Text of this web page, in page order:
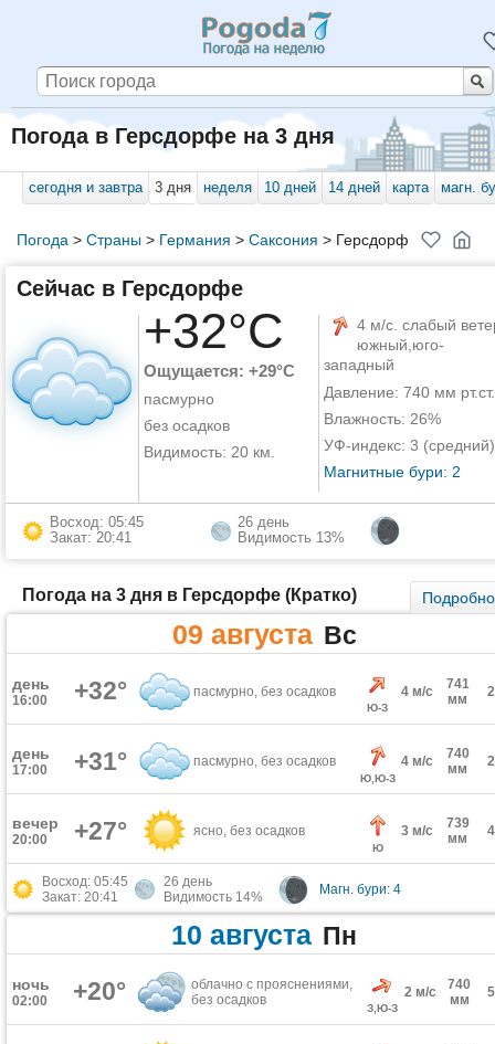
Погода в Герсдорфе на 3 дня
сегодня и завтра 3 дня неделя 10 дней 14 дней карта магн.
Погода > Страны> Германия > Саксония > Герсдорф
Сейчас в Герсдорфе
+32°C
Ощущается: +29°C
пасмурно
без осадков
Видимость: 20 км.
4 м/с. слабый
южный,юго-
западный
Давление: 740 мм рт.ст.
Влажность: 26%
УФ-индекс: 3 (средний)
Магнитные бури: 2
Восход: 05:45
Закат: 20:41
26 день
Видимость 13%
Погода на 3 дня в Герсдорфе (Кратко) Подробно
09 августа Вс
день
16:00 +32° пасмурно, без осадков
Ю-З
4 м/с
741
мм
день
17:00 +31° пасмурно, без осадков
Ю,Ю-З
4 м/с
740
мм
вечер
20:00 +27° ясно, без осадков
Ю
3 м/с
739
мм
Восход: 05:45
Закат: 20:41
26 день
Видимость 14%
Магн. бури: 4
10 августа Пн
ночь
02:00 +20°
облачно с прояснениями,
без осадков
З,Ю-З
2 м/с
740
мм